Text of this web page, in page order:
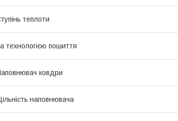
теплоти
технологією пошиття
ковдри
наповнювача